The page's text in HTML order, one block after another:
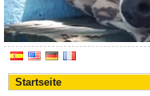
Startseite